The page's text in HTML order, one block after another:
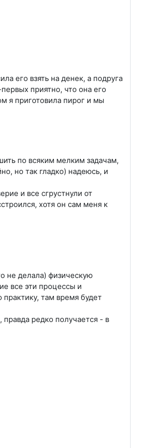
его взять на денек, а подруга
приятно, что она его
я приготовила пирог и мы
по всяким мелким задачам,
но так гладко) надеюсь, и
и все сгрустнули от
хотя он сам меня к
не делала) физическую
все эти процессы и
там время будет
правда редко получается - в